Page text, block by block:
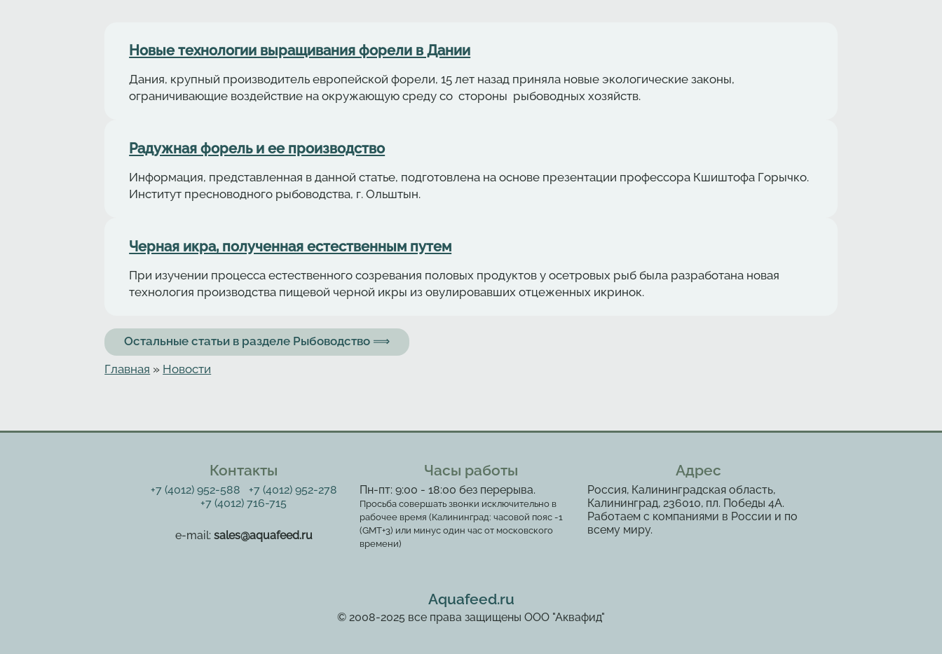
Новые технологии выращивания форели в Дании
Дания, крупный производитель европейской форели, 15 лет назад приняла новые экологические законы,
ограничивающие воздействие на окружающую среду со стороны рыбоводных хозяйств.
Радужная форель и ее производство
Информация, представленная в данной статье, подготовлена на основе презентации профессора Кшиштофа Горычко.
Институт пресноводного рыбоводства, г. Ольштын.
Черная икра, полученная естественным путем
При изучении процесса естественного созревания половых продуктов у осетровых рыб была разработана новая
технология производства пищевой черной икры из овулировавших отцеженных икринок.
Остальные статьи в разделе Рыбоводство ⟹
Главная » Новости
Контакты
+7 (4012) 952-588
+7 (4012) 952-278
+7 (4012) 716-715
e-mail: sales@aquafeed.ru
Часы работы
Пн-пт: 9:00 - 18:00 без перерыва.
Просьба совершать звонки исключительно в
рабочее время (Калининград: часовой пояс -1
(GMT+3) или минус один час от московского
времени)
Адрес
Россия, Калининградская область,
Калининград, 236010, пл. Победы 4А.
Работаем с компаниями в России и по
всему миру.
Aquafeed.ru
© 2008-2025 все права защищены ООО "Аквафид"